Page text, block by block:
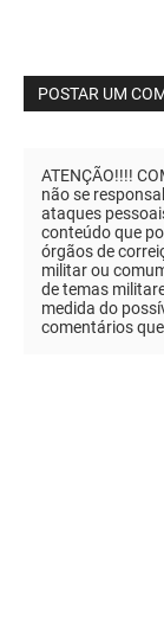
POSTAR UM
ATENÇÃO!!!!
não se
ataques
conteúdo que
órgãos de
militar ou
de temas
medida do
comentários